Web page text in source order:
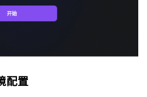
配置